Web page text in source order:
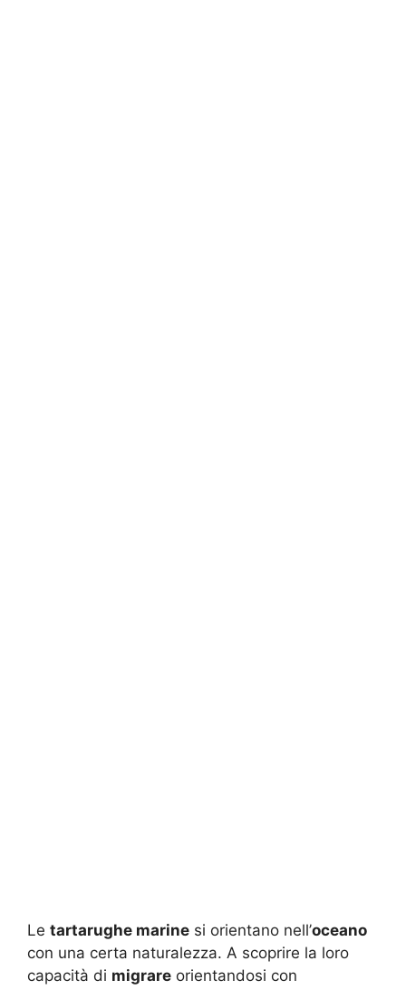
Le tartarughe marine si orientano nell’oceano
con una certa naturalezza. A scoprire la loro
capacità di migrare orientandosi con